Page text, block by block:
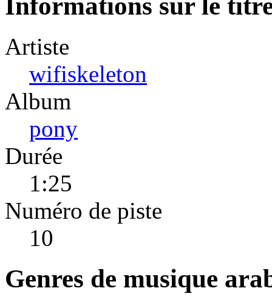
Artiste
wifiskeleton
Album
pony
Durée
1:25
Numéro de piste
10
Genres de musique